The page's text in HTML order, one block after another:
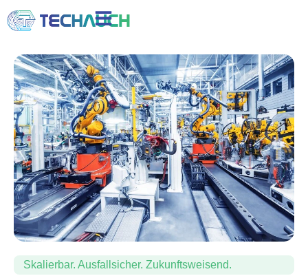
Skalierbar. Ausfallsicher. Zukunftsweisend.